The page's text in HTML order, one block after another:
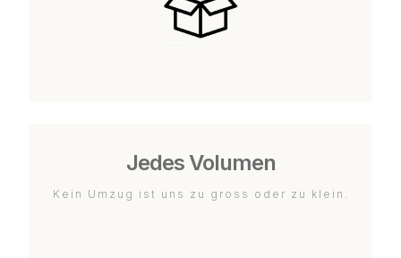
Jedes Volumen
Kein Umzug ist uns zu gross oder zu klein.